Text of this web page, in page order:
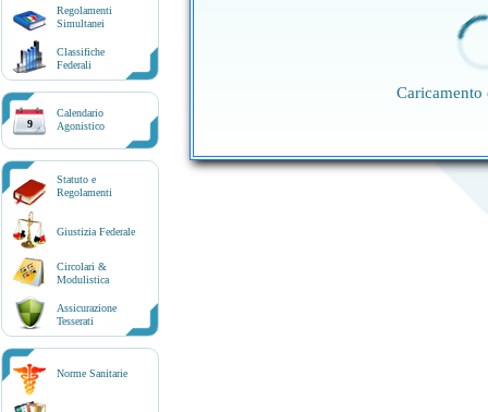
Regolamenti
Simultanei
Classifiche
Federali
9
Calendario
Agonistico
Statuto e
Regolamenti
Giustizia Federale
Circolari &
Modulistica
Assicurazione
Tesserati
Norme Sanitarie